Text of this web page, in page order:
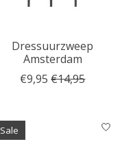
Dressuurzweep
Amsterdam
€9,95 €14,95
Sale